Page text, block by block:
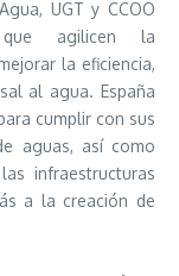
UGT y CCOO
que agilicen la
la eficiencia,
al agua. España
cumplir con sus
aguas, así como
infraestructuras
a la creación de